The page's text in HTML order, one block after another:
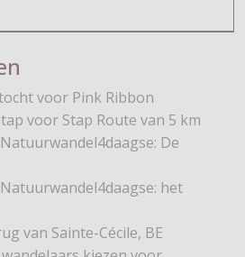
voor Pink Ribbon
voor Stap Route van 5 km
De
het
van Sainte-Cécile, BE